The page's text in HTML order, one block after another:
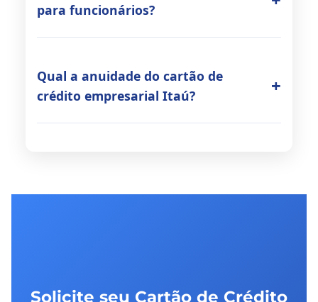
para funcionários?
Qual a anuidade do cartão de
crédito empresarial Itaú?
Solicite seu Cartão de Crédito